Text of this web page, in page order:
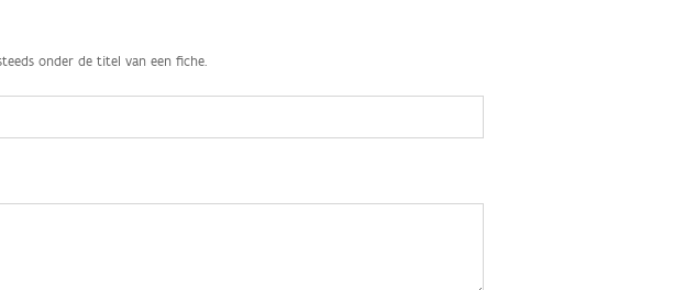
onder de titel van een fiche.